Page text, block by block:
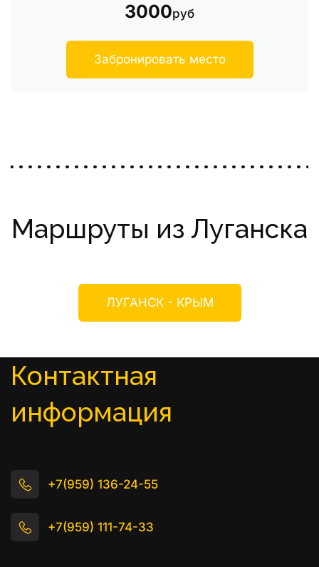
3000руб
Забронировать место
Маршруты из Луганска
ЛУГАНСК - КРЫМ
Контактная
информация
+7(959) 136-24-55
+7(959) 111-74-33